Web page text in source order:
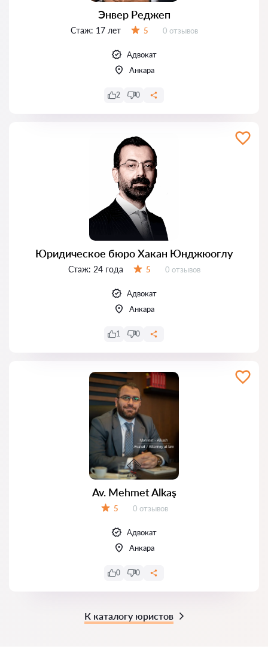
Энвер Реджеп
Стаж: 17 лет 5 Отзывов:
0 отзывов
Адвокат
Анкара
2 0
Юридическое бюро Хакан Юнджюоглу
Стаж: 24 года 5 Отзывов:
0 отзывов
Адвокат
Анкара
1 0
Av. Mehmet Alkaş
5 Отзывов:
0 отзывов
Адвокат
Анкара
0 0
К каталогу юристов